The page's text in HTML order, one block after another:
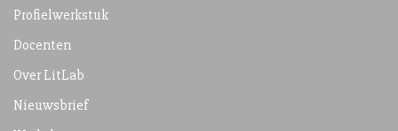
Profielwerkstuk
Docenten
Over LitLab
Nieuwsbrief